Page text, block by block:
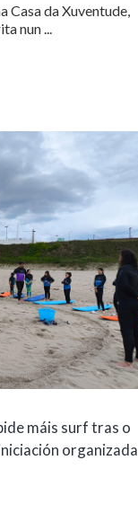
Casa da Xuventude,
nun ...
máis surf tras o
organizada